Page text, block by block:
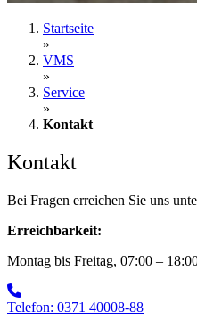
Startseite
»
VMS
»
Service
»
Kontakt
Kontakt
Bei Fragen erreichen Sie uns
Erreichbarkeit:
Montag bis Freitag, 07:00 –
Telefon: 0371 40008-88